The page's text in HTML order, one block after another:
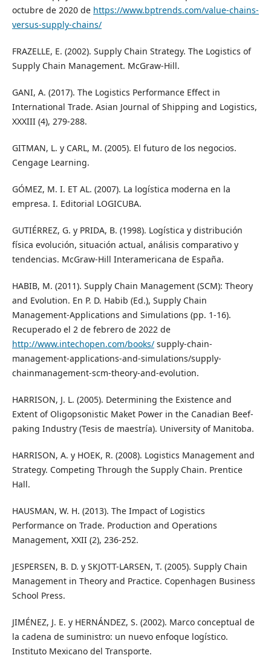
octubre de 2020 de https://www.bptrends.com/value-chains-
versus-supply-chains/
FRAZELLE, E. (2002). Supply Chain Strategy. The Logistics of
Supply Chain Management. McGraw-Hill.
GANI, A. (2017). The Logistics Performance Effect in
International Trade. Asian Journal of Shipping and Logistics,
XXXIII (4), 279-288.
GITMAN, L. y CARL, M. (2005). El futuro de los negocios.
Cengage Learning.
GÓMEZ, M. I. ET AL. (2007). La logística moderna en la
empresa. I. Editorial LOGICUBA.
GUTIÉRREZ, G. y PRIDA, B. (1998). Logística y distribución
física evolución, situación actual, análisis comparativo y
tendencias. McGraw-Hill Interamericana de España.
HABIB, M. (2011). Supply Chain Management (SCM): Theory
and Evolution. En P. D. Habib (Ed.), Supply Chain
Management-Applications and Simulations (pp. 1-16).
Recuperado el 2 de febrero de 2022 de
http://www.intechopen.com/books/supply-chain-
management-applications-and-simulations/supply-
chainmanagement-scm-theory-and-evolution.
HARRISON, J. L. (2005). Determining the Existence and
Extent of Oligopsonistic Maket Power in the Canadian Beef-
paking Industry (Tesis de maestría). University of Manitoba.
HARRISON, A. y HOEK, R. (2008). Logistics Management and
Strategy. Competing Through the Supply Chain. Prentice
Hall.
HAUSMAN, W. H. (2013). The Impact of Logistics
Performance on Trade. Production and Operations
Management, XXII (2), 236-252.
JESPERSEN, B. D. y SKJOTT-LARSEN, T. (2005). Supply Chain
Management in Theory and Practice. Copenhagen Business
School Press.
JIMÉNEZ, J. E. y HERNÁNDEZ, S. (2002). Marco conceptual de
la cadena de suministro: un nuevo enfoque logístico.
Instituto Mexicano del Transporte.